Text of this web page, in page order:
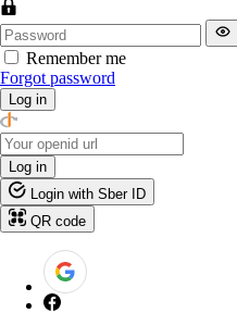
Remember me
Forgot password
Log in
Log in
Login with Sber ID
QR code